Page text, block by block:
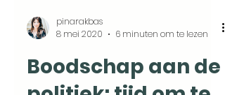
pinarakbas
8 mei 2020
6 minuten om te lezen
Boodschap aan de